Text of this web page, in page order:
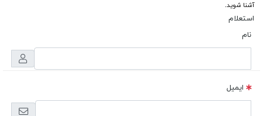
آشنا شوید.
استعلام
نام
ایمیل